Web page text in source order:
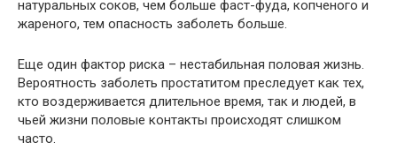
натуральных соков, чем больше фаст-фуда, копченого и
жареного, тем опасность заболеть больше.
Еще один фактор риска – нестабильная половая жизнь.
Вероятность заболеть простатитом преследует как тех,
кто воздерживается длительное время, так и людей, в
чьей жизни половые контакты происходят слишком
часто.